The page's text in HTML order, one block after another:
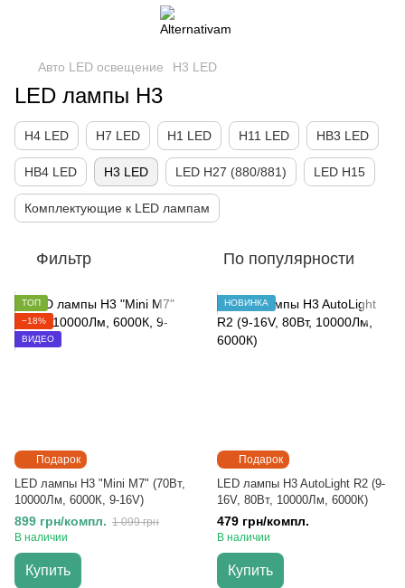
Авто LED освещение H3 LED
LED лампы H3
H4 LED H7 LED H1 LED H11 LED HB3 LED
HB4 LED H3 LED LED H27 (880/881) LED H15
Комплектующие к LED лампам
Фильтр По популярности
Подарок
ТОП
−18%
ВИДЕО
LED лампы H3 "Mini M7" (70Вт,
10000Лм, 6000К, 9-16V)
899 грн/компл. 1 099 грн
В наличии
Купить
Подарок
НОВИНКА
LED лампы H3 AutoLight R2 (9-
16V, 80Вт, 10000Лм, 6000К)
479 грн/компл.
В наличии
Купить